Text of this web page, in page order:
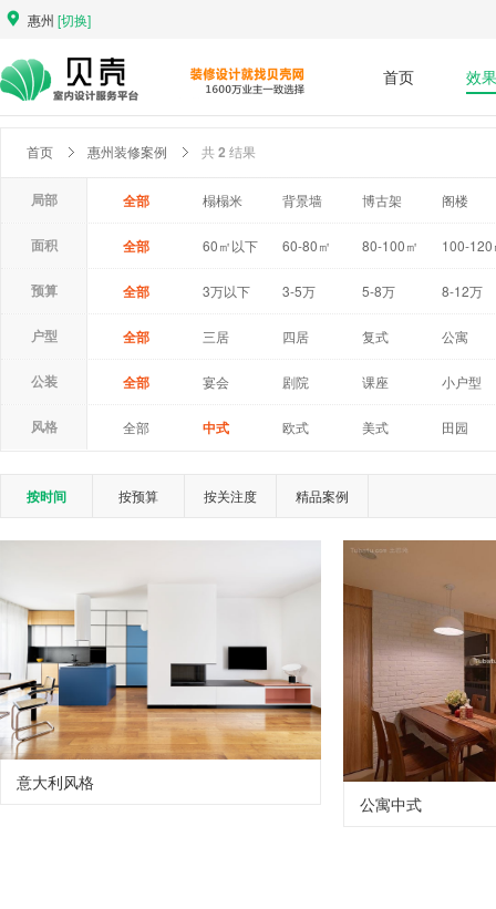
惠州 [切换]
首页 效
首页 惠州装修案例 共2 结果
局部 全部 榻榻米 背景墙 博古架 阁楼
窗户 相片墙 窗台 客厅 卧室
面积 全部 60㎡以下 60-80㎡ 80-100㎡ 100-120
预算 全部 3万以下 3-5万 5-8万 8-12万
户型 全部 三居 四居 复式 公寓
公装 全部 宴会 剧院 课座 小户型
学校 医院 专卖店 超市 商场
风格 全部 中式 欧式 美式 田园
工业风
按时间 按预算 按关注度 精品案例
意大利风格
公寓中式